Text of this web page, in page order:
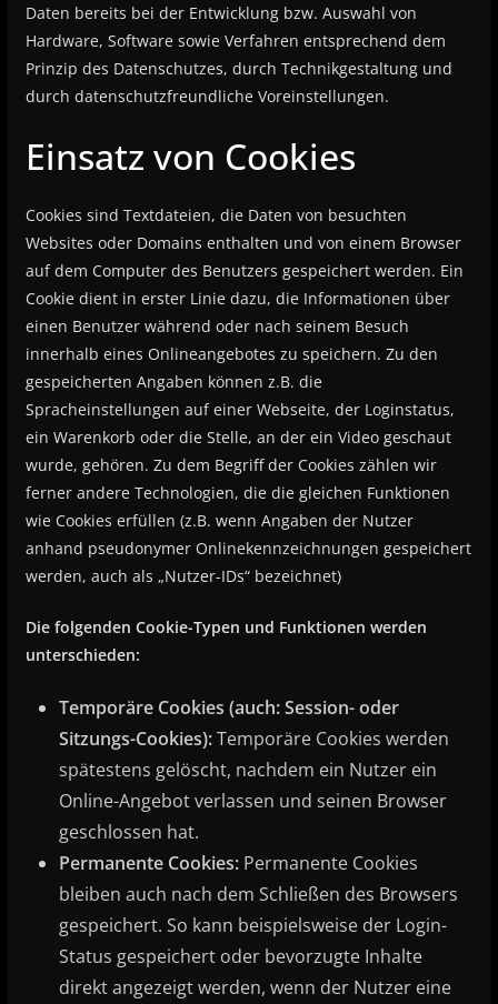
Daten bereits bei der Entwicklung bzw. Auswahl von
Hardware, Software sowie Verfahren entsprechend dem
Prinzip des Datenschutzes, durch Technikgestaltung und
durch datenschutzfreundliche Voreinstellungen.
Einsatz von Cookies
Cookies sind Textdateien, die Daten von besuchten
Websites oder Domains enthalten und von einem Browser
auf dem Computer des Benutzers gespeichert werden. Ein
Cookie dient in erster Linie dazu, die Informationen über
einen Benutzer während oder nach seinem Besuch
innerhalb eines Onlineangebotes zu speichern. Zu den
gespeicherten Angaben können z.B. die
Spracheinstellungen auf einer Webseite, der Loginstatus,
ein Warenkorb oder die Stelle, an der ein Video geschaut
wurde, gehören. Zu dem Begriff der Cookies zählen wir
ferner andere Technologien, die die gleichen Funktionen
wie Cookies erfüllen (z.B. wenn Angaben der Nutzer
anhand pseudonymer Onlinekennzeichnungen gespeichert
werden, auch als „Nutzer-IDs“ bezeichnet)
Die folgenden Cookie-Typen und Funktionen werden
unterschieden:
Temporäre Cookies (auch: Session- oder
Sitzungs-Cookies):Temporäre Cookies werden
spätestens gelöscht, nachdem ein Nutzer ein
Online-Angebot verlassen und seinen Browser
geschlossen hat.
Permanente Cookies:Permanente Cookies
bleiben auch nach dem Schließen des Browsers
gespeichert. So kann beispielsweise der Login-
Status gespeichert oder bevorzugte Inhalte
direkt angezeigt werden, wenn der Nutzer eine